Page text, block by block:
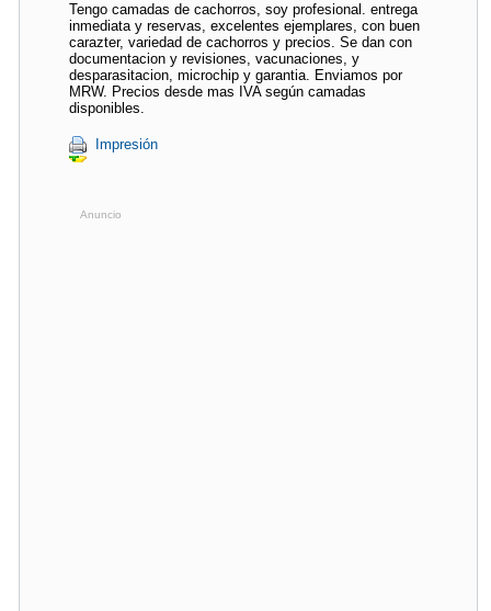
Tengo camadas de cachorros, soy profesional. entrega
inmediata y reservas, excelentes ejemplares, con buen
carazter, variedad de cachorros y precios. Se dan con
documentacion y revisiones, vacunaciones, y
desparasitacion, microchip y garantia. Enviamos por
MRW. Precios desde mas IVA según camadas
disponibles.
Impresión
Anuncio